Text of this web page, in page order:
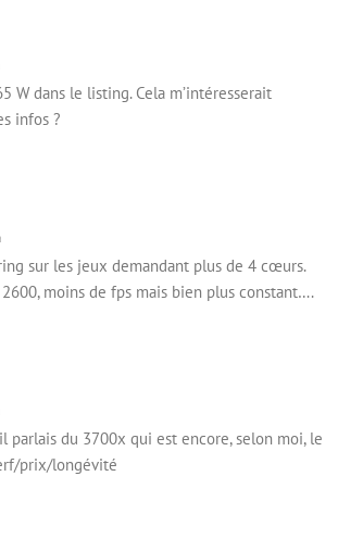
W dans le listing. Cela m’intéresserait
infos ?
sur les jeux demandant plus de 4 cœurs.
moins de fps mais bien plus constant….
parlais du 3700x qui est encore, selon moi, le
prix/longévité